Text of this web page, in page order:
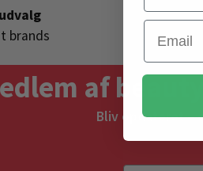
brands
af
Bliv opdateret –
Email